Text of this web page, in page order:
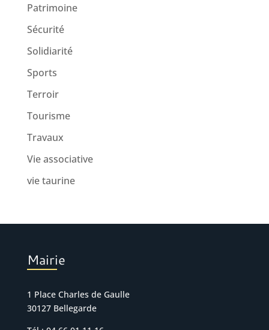
Patrimoine
Sécurité
Solidiarité
Sports
Terroir
Tourisme
Travaux
Vie associative
vie taurine
Mairie
1 Place Charles de Gaulle
30127 Bellegarde